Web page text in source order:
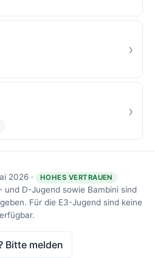
›
›
2026 · HOHES VERTRAUEN
und D-Jugend sowie Bambini sind
Für die E3-Jugend sind keine
melden